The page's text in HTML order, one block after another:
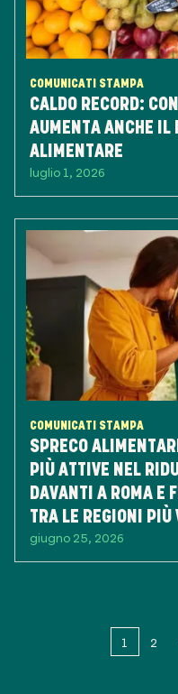
COMUNICATI STAMPA
CALDO RECORD:
AUMENTA ANCHE IL
ALIMENTARE
luglio 1, 2026
COMUNICATI STAMPA
SPRECO
PIÙ ATTIVE NEL
DAVANTI A ROMA E
TRA LE REGIONI PIÙ
giugno 25, 2026
1 2